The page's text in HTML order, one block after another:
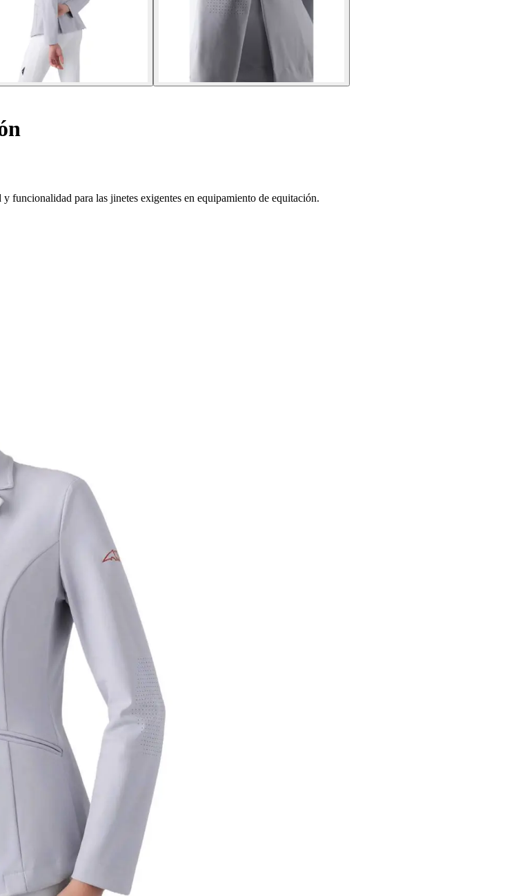
funcionalidad para las jinetes exigentes en equipamiento de equitación.